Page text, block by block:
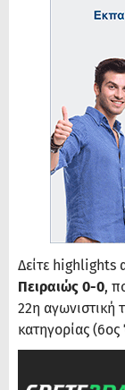
Δείτε highlights
Πειραιώς 0-0,
22η αγωνιστική
κατηγορίας (6ος